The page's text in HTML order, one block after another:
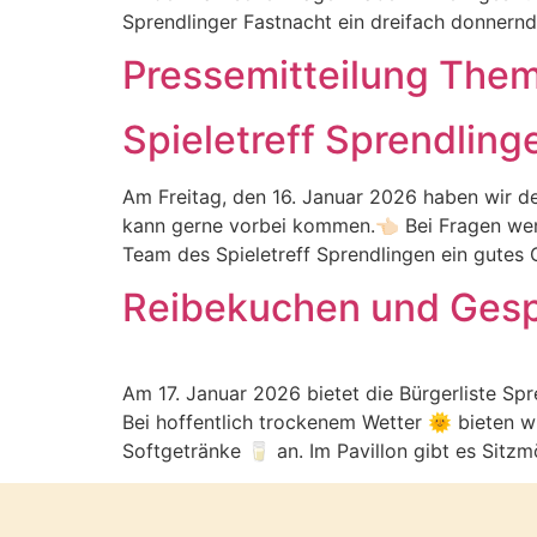
Sprendlinger Fastnacht ein dreifach
Pressemitteilung
Spieletreff
Am Freitag, den 16. Januar 2026 haben wir
kann gerne vorbei kommen.👈🏻 Bei Fragen
Team des Spieletreff Sprendlingen ein
Reibekuchen und
Am 17. Januar 2026 bietet die Bürgerliste
Bei hoffentlich trockenem Wetter 🌞 bieten
Softgetränke 🥛 an. Im Pavillon gibt es